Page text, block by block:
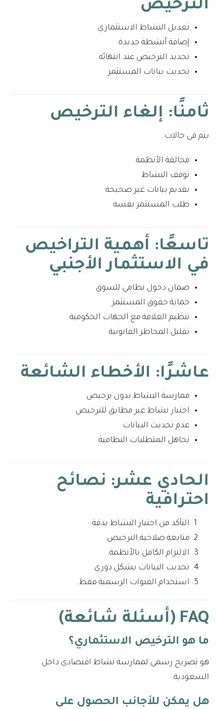
الترخيص
تعديل النشاط الاستثماري
إضافة أنشطة جديدة
تجديد الترخيص عند انتهائه
تحديث بيانات المستثمر
ثامنًا: إلغاء الترخيص
يتم في حالات:
مخالفة الأنظمة
توقف النشاط
تقديم بيانات غير صحيحة
طلب المستثمر نفسه
تاسعًا: أهمية التراخيص
في الاستثمار الأجنبي
ضمان دخول نظامي للسوق
حماية حقوق المستثمر
تنظيم العلاقة مع الجهات الحكومية
تقليل المخاطر القانونية
عاشرًا: الأخطاء الشائعة
ممارسة النشاط بدون ترخيص
اختيار نشاط غير مطابق للترخيص
عدم تحديث البيانات
تجاهل المتطلبات النظامية
الحادي عشر: نصائح
احترافية
التأكد من اختيار النشاط بدقة.
متابعة صلاحية الترخيص.
الالتزام الكامل بالأنظمة.
تحديث البيانات بشكل دوري.
استخدام القنوات الرسمية فقط.
FAQ (أسئلة شائعة)
ما هو الترخيص الاستثماري؟
هو تصريح رسمي لممارسة نشاط اقتصادي داخل
السعودية.
هل يمكن للأجانب الحصول على